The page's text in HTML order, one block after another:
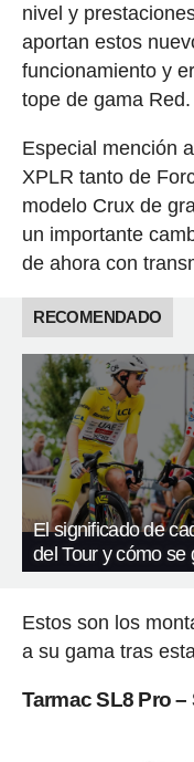
nivel y
aportan estos
funcionamiento y
tope de gama Red.
Especial mención
XPLR tanto de
modelo Crux de
un importante
de ahora con
RECOMENDADO
El significado de
del Tour y cómo se
Estos son los
a su gama tras
Tarmac SL8 Pro